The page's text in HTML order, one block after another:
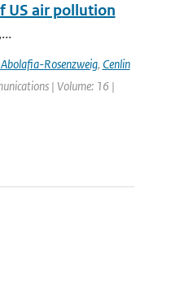
US air pollution
Rosenzweig, Cenlin
| Volume: 16 |